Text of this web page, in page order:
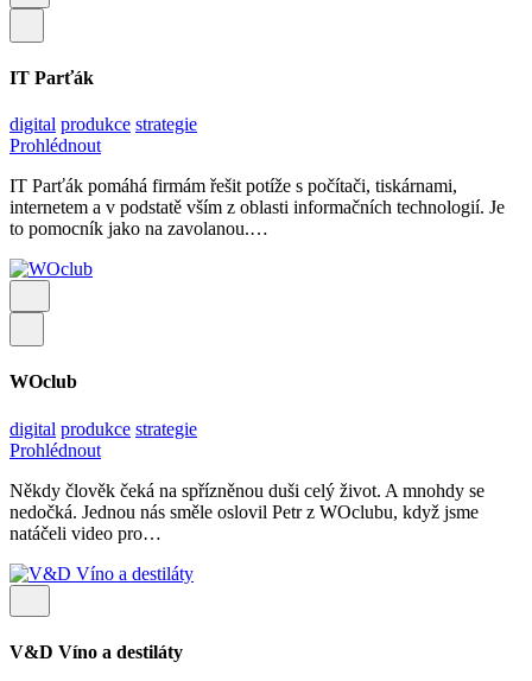
IT Parťák
digital produkce strategie
Prohlédnout
IT Parťák pomáhá firmám řešit potíže s počítači, tiskárnami,
internetem a v podstatě vším z oblasti informačních technologií. Je
to pomocník jako na zavolanou.…
WOclub
digital produkce strategie
Prohlédnout
Někdy člověk čeká na spřízněnou duši celý život. A mnohdy se
nedočká. Jednou nás směle oslovil Petr z WOclubu, když jsme
natáčeli video pro…
V&D Víno a destiláty